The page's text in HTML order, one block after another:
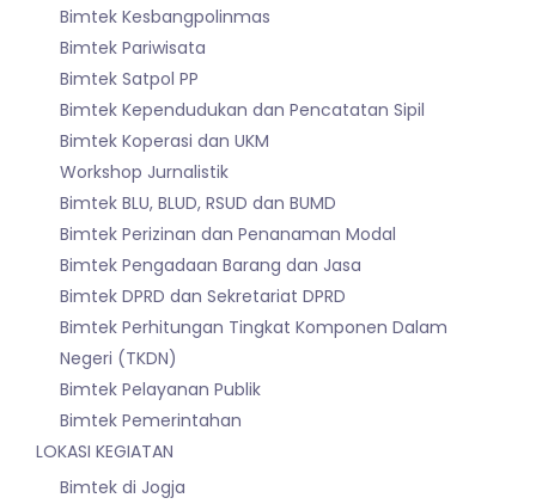
Bimtek Kesbangpolinmas
Bimtek Pariwisata
Bimtek Satpol PP
Bimtek Kependudukan dan Pencatatan Sipil
Bimtek Koperasi dan UKM
Workshop Jurnalistik
Bimtek BLU, BLUD, RSUD dan BUMD
Bimtek Perizinan dan Penanaman Modal
Bimtek Pengadaan Barang dan Jasa
Bimtek DPRD dan Sekretariat DPRD
Bimtek Perhitungan Tingkat Komponen Dalam
Negeri (TKDN)
Bimtek Pelayanan Publik
Bimtek Pemerintahan
LOKASI KEGIATAN
Bimtek di Jogja